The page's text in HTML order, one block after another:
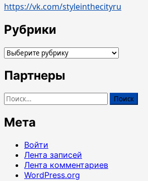
https://vk.com/styleinthecityru
Рубрики
Рубрики
Партнеры
Найти:
Мета
Войти
Лента записей
Лента комментариев
WordPress.org